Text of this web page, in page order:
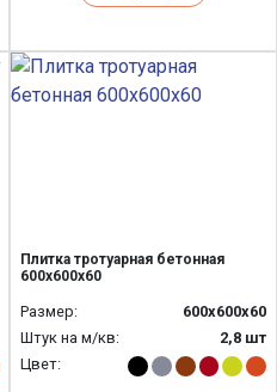
Плитка тротуарная бетонная
600х600х60
Размер:
600х600х60
Штук на м/кв:
2,8 шт
Цвет: